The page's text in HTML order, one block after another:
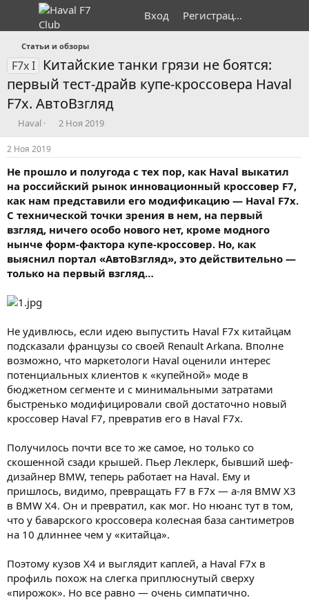
Вход Регистрация
Статьи и обзоры
F7x I
Китайские танки грязи не боятся:
первый тест-драйв купе-кроссовера Haval
F7x. АвтоВзгляд
А
в
т
о
р
т
е
ы
Haval
Д
а
а
н
а
ч
а
л
а
2 Ноя 2019
2 Ноя 2019
Не прошло и полугода с тех пор, как Haval выкатил
на российский рынок инновационный кроссовер F7,
как нам представили его модификацию — Haval F7x.
С технической точки зрения в нем, на первый
взгляд, ничего особо нового нет, кроме модного
нынче форм-фактора купе-кроссовер. Но, как
выяснил портал «АвтоВзгляд», это действительно —
только на первый взгляд…
Не удивлюсь, если идею выпустить Haval F7x китайцам
подсказали французы со своей Renault Arkana. Вполне
возможно, что маркетологи Haval оценили интерес
потенциальных клиентов к «купейной» моде в
бюджетном сегменте и с минимальными затратами
быстренько модифицировали свой достаточно новый
кроссовер Haval F7, превратив его в Haval F7x.
Получилось почти все то же самое, но только со
скошенной сзади крышей. Пьер Леклерк, бывший шеф-
дизайнер BMW, теперь работает на Haval. Ему и
пришлось, видимо, превращать F7 в F7x — а-ля BMW Х3
в BMW X4. Он и превратил, как мог. Но нюанс тут в том,
что у баварского кроссовера колесная база сантиметров
на 10 длиннее чем у «китайца».
Поэтому кузов X4 и выглядит каплей, а Haval F7x в
профиль похож на слегка приплюснутый сверху
«пирожок». Но все равно — очень симпатично.